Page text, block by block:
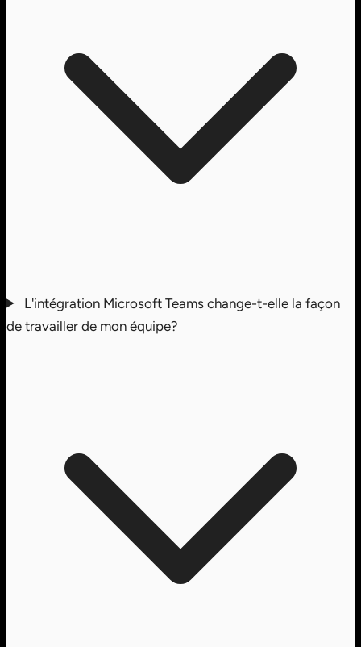
L'intégration Microsoft Teams change-t-elle la façon
de travailler de mon équipe?